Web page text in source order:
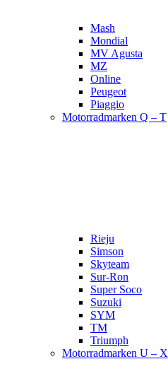
Mash
Mondial
MV Agusta
MZ
Online
Peugeot
Piaggio
Motorradmarken Q – T
Rieju
Simson
Skyteam
Sur-Ron
Super Soco
Suzuki
SYM
TM
Triumph
Motorradmarken U – X